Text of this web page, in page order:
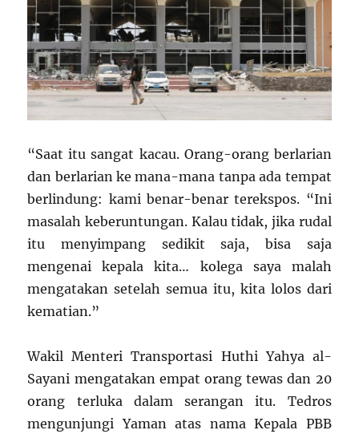
“Saat itu sangat kacau. Orang-orang berlarian
dan berlarian ke mana-mana tanpa ada tempat
berlindung: kami benar-benar terekspos. “Ini
masalah keberuntungan. Kalau tidak, jika rudal
itu menyimpang sedikit saja, bisa saja
mengenai kepala kita… kolega saya malah
mengatakan setelah semua itu, kita lolos dari
kematian.”
Wakil Menteri Transportasi Huthi Yahya al-
Sayani mengatakan empat orang tewas dan 20
orang terluka dalam serangan itu. Tedros
mengunjungi Yaman atas nama Kepala PBB